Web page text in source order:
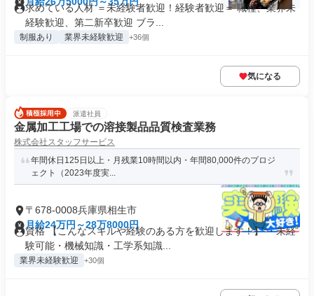
求めている人材 ＝未経験者歓迎！経験者歓迎＝ 職種、業界未
経験歓迎、第二新卒歓迎 ブラ...
制服あり 業界未経験歓迎 +36個
気になる
派遣社員
金属加工工場での溶接製品品質検査業務
株式会社スタッフサービス
年間休日125日以上・月残業10時間以内・年間80,000件のプロジ
ェクト（2023年度実...
〒678-0008兵庫県相生市
月給24万円～28万8000円
資格 【こんなスキルや経験のある方を歓迎します！】 ・未経
験可能・機械知識・工学系知識...
業界未経験歓迎 +30個